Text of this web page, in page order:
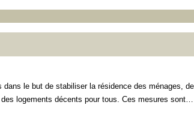
le but de stabiliser la résidence des ménages,
logements décents pour tous. Ces mesures sont…